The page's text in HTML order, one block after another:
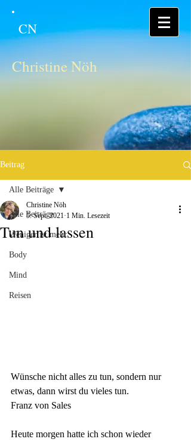
CN
Christine Nöh
Beitrag
Alle Beiträge
Weniger ist mehr
Body
Mind
Reisen
Alle Beiträge
Tun und lassen
Christine Nöh
5. Sept. 2021 1 Min. Lesezeit
Wünsche nicht alles zu tun, sondern nur
etwas, dann wirst du vieles tun.
Franz von Sales
Heute morgen hatte ich schon wieder